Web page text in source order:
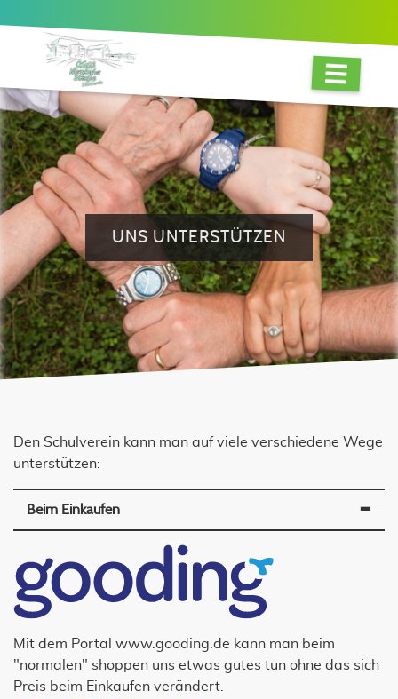
UNS UNTERSTÜTZEN
Den Schulverein kann man auf viele verschiedene Wege
unterstützen:
Beim Einkaufen
Mit dem Portal www.gooding.de kann man beim
"normalen" shoppen uns etwas gutes tun ohne das sich
Preis beim Einkaufen verändert.